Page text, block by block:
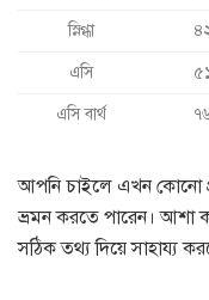
স্নিগ্ধা
এসি
এসি বার্থ
আপনি চাইলে এখন কোনো
ভ্রমন করতে পারেন। আশা
সঠিক তথ্য দিয়ে সাহায্য